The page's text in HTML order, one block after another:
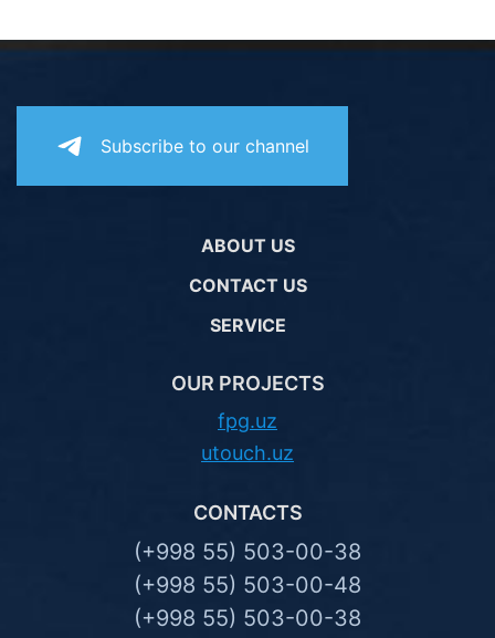
Subscribe to our channel
ABOUT US
CONTACT US
SERVICE
OUR PROJECTS
fpg.uz
utouch.uz
CONTACTS
(+998 55) 503-00-38
(+998 55) 503-00-48
(+998 55) 503-00-38